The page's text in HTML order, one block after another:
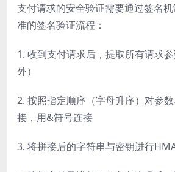
支付请求的安全验证需要通过签名
准的签名验证流程：
1. 收到支付请求后，提取所有请求
外）
2. 按照指定顺序（字母升序）对参
接，用&符号连接
3. 将拼接后的字符串与密钥进行